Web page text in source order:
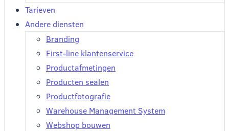
Tarieven
Andere diensten
Branding
First-line klantenservice
Productafmetingen
Producten sealen
Productfotografie
Warehouse Management System
Webshop bouwen